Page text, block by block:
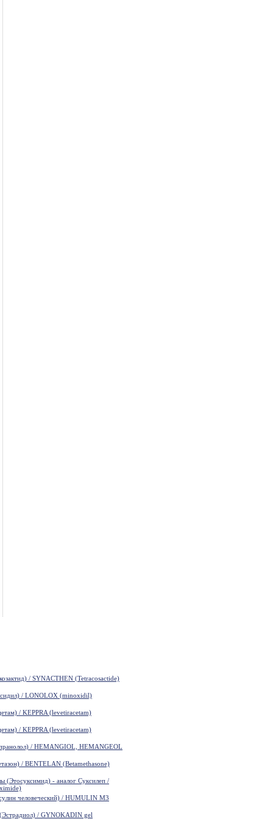
/ SYNACTHEN (Tetracosactide)
/ LONOLOX (minoxidil)
/ KEPPRA (levetiracetam)
/ KEPPRA (levetiracetam)
/ HEMANGIOL, HEMANGEOL
/ BENTELAN (Betamethasone)
- аналог Суксилеп /
человеческий) / HUMULIN M3
/ GYNOKADIN gel